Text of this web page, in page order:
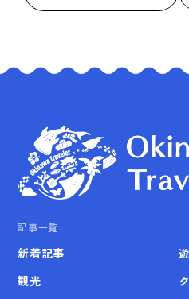
記事一覧
新着記事
観光